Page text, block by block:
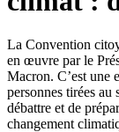
La Convention
en œuvre par le
Macron. C’est une
personnes tirées
débattre et de
changement